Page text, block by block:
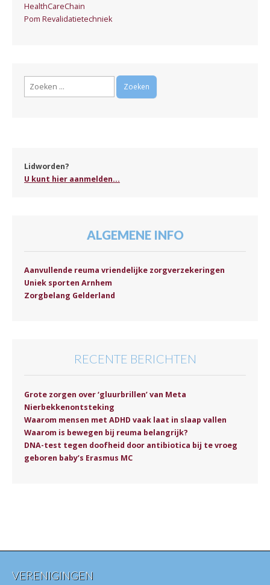
HealthCareChain
Pom Revalidatietechniek
Zoeken
Lidworden?
U kunt hier aanmelden...
ALGEMENE INFO
Aanvullende reuma vriendelijke zorgverzekeringen
Uniek sporten Arnhem
Zorgbelang Gelderland
RECENTE BERICHTEN
Grote zorgen over ‘gluurbrillen’ van Meta
Nierbekkenontsteking
Waarom mensen met ADHD vaak laat in slaap vallen
Waarom is bewegen bij reuma belangrijk?
DNA-test tegen doofheid door antibiotica bij te vroeg
geboren baby’s Erasmus MC
VERENIGINGEN